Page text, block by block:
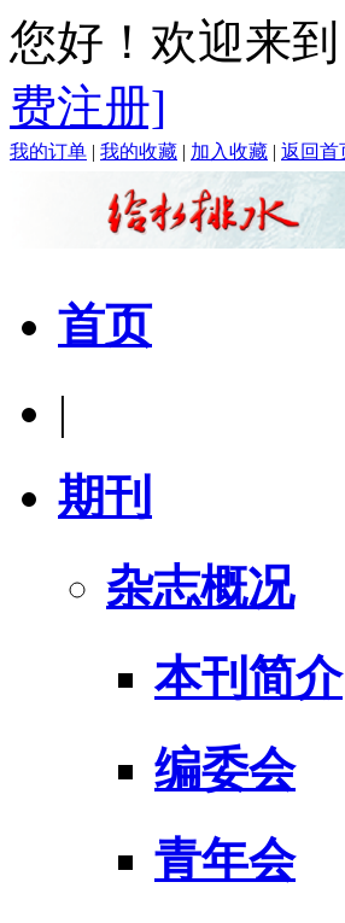
您好！欢迎来
费注册]
我的订单 | 我的收藏 | 加入收藏 | 返回首
首页
|
期刊
杂志概况
本刊简介
编委会
青年会